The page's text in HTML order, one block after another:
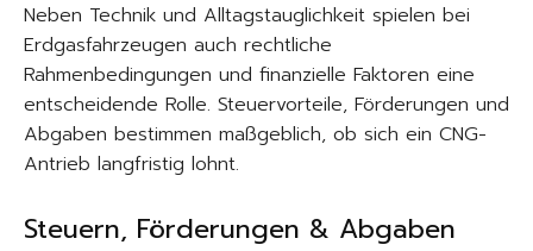
Neben Technik und Alltagstauglichkeit spielen bei
Erdgasfahrzeugen auch rechtliche
Rahmenbedingungen und finanzielle Faktoren eine
entscheidende Rolle. Steuervorteile, Förderungen und
Abgaben bestimmen maßgeblich, ob sich ein CNG-
Antrieb langfristig lohnt.
Steuern, Förderungen & Abgaben